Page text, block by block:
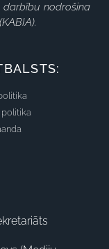
darbību nodrošina